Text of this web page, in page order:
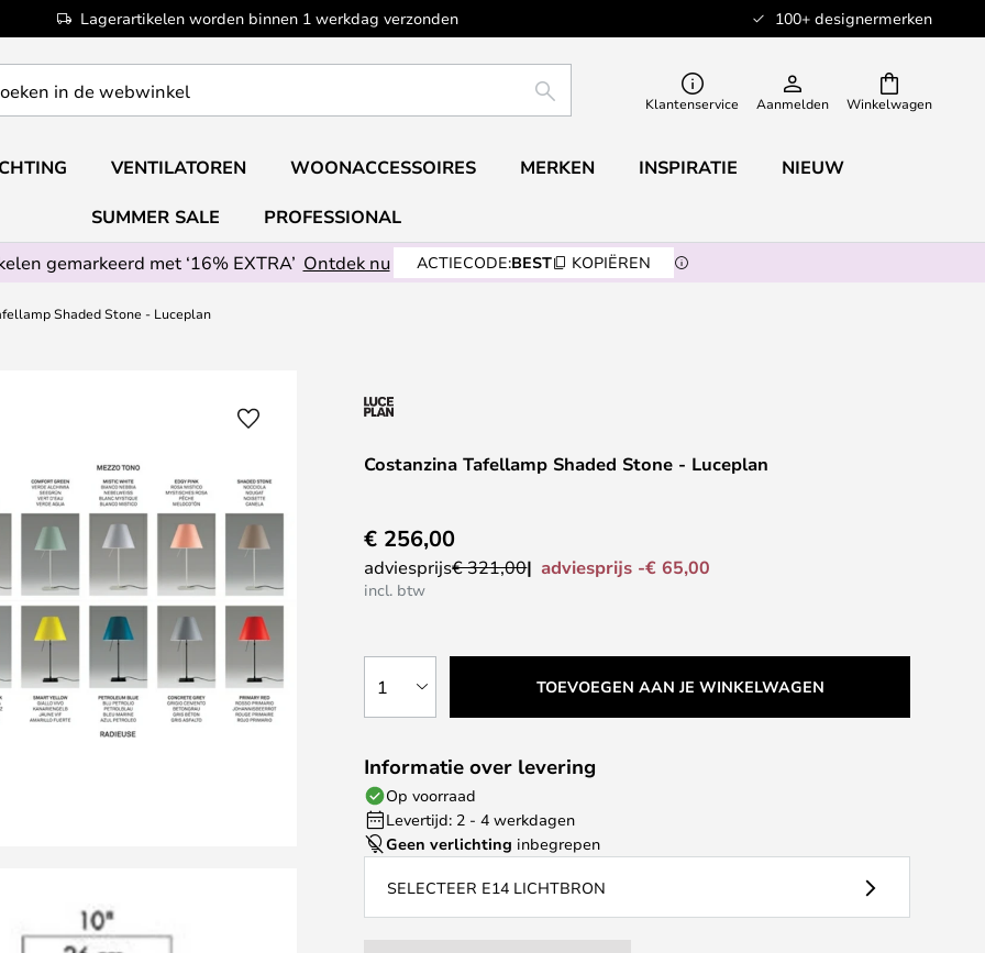
Lagerartikelen worden binnen 1 werkdag verzonden 100+ designermerken
Winkelwagen
ZOEKEN Klantenservice Aanmelden
VENTILATOREN WOONACCESSOIRES MERKEN INSPIRATIE NIEUW
SUMMER SALE
PROFESSIONAL
gemarkeerd met ‘16% EXTRA’ Ontdek nu ACTIECODE:BEST KOPIËREN
Shaded Stone - Luceplan
Costanzina Tafellamp Shaded Stone - Luceplan
€ 256,00
adviesprijs€ 321,00 adviesprijs -€ 65,00
incl. btw
1 TOEVOEGEN AAN JE WINKELWAGEN
Informatie over levering
Op voorraad
Levertijd: 2 - 4 werkdagen
Geen verlichting inbegrepen
SELECTEER E14 LICHTBRON